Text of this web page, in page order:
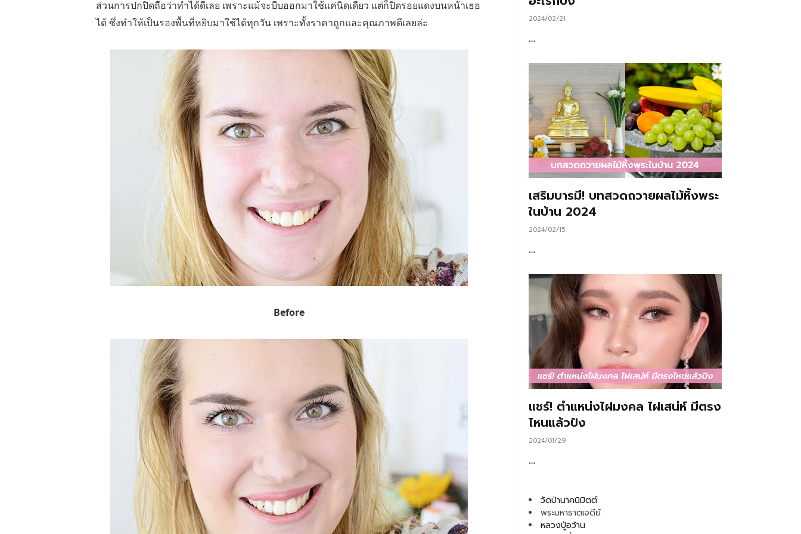
ส่วนการปกปิดถือว่าทำได้ดีเลย เพราะแม้จะบีบออกมาใช้แค่นิดเดียว แต่ก็ปิดรอยแดงบนหน้าเธอ
ได้ ซึ่งทำให้เป็นรองพื้นที่หยิบมาใช้ได้ทุกวัน เพราะทั้งราคาถูกและคุณภาพดีเลยล่ะ
Before
2024/02/21
…
เสริมบารมี! บทสวดถวายผลไม้หิ้งพระ
ในบ้าน 2024
2024/02/15
…
แชร์! ตำแหน่งไฝมงคล ไฝเสน่ห์ มีตรง
ไหนแล้วปัง
2024/01/29
…
วัดป่านาคนิมิตต์
พระมหาธาตเจดีย์
หลวงปู่อว้าน